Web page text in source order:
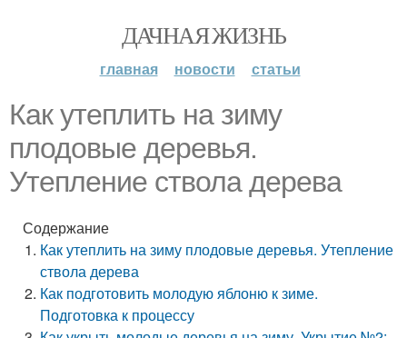
ДАЧНАЯ ЖИЗНЬ
главная новости статьи
Как утеплить на зиму
плодовые деревья.
Утепление ствола дерева
Содержание
Как утеплить на зиму плодовые деревья. Утепление
ствола дерева
Как подготовить молодую яблоню к зиме.
Подготовка к процессу